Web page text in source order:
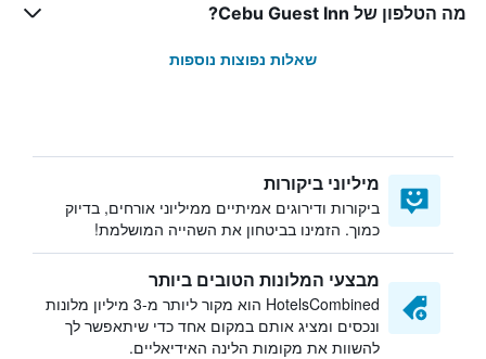
מה הטלפון של Cebu Guest Inn?
שאלות נפוצות נוספות
מיליוני ביקורות
ביקורות ודירוגים אמיתיים ממיליוני אורחים, בדיוק
כמוך. הזמינו בביטחון את השהייה המושלמת!
מבצעי המלונות הטובים ביותר
HotelsCombined הוא מקור ליותר מ-3 מיליון מלונות
ונכסים ומציג אותם במקום אחד כדי שיתאפשר לך
להשוות את מקומות הלינה האידיאליים.